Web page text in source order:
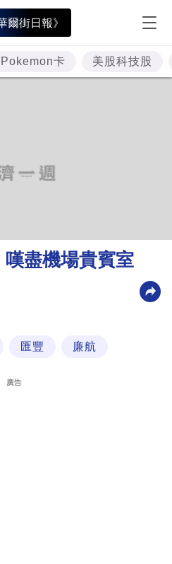
爾街日報》
Pokemon卡 美股科技股
盡機場貴賓室
匯豐 廉航
廣告